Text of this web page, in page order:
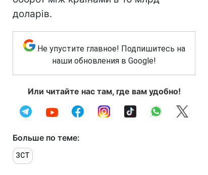
доларів.
Не упустите главное! Подпишитесь на
наши обновления в Google!
Или читайте нас там, где вам удобно!
Больше по теме:
ЗСТ